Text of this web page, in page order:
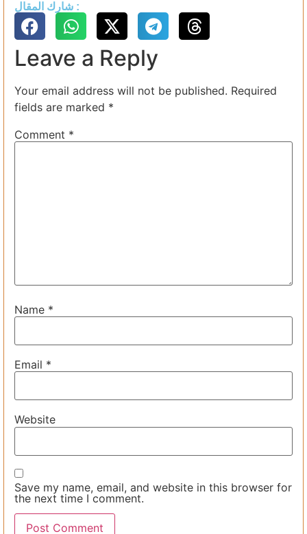
شارك المقال :
Leave a Reply
Your email address will not be published. Required
fields are marked *
Comment *
Name *
Email *
Website
Save my name, email, and website in this browser for
the next time I comment.